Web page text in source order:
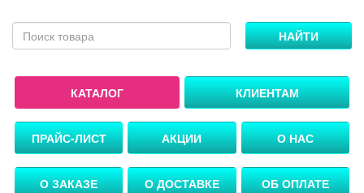
НАЙТИ
КАТАЛОГ КЛИЕНТАМ
ПРАЙС-ЛИСТ АКЦИИ О НАС
О ЗАКАЗЕ О ДОСТАВКЕ ОБ ОПЛАТЕ